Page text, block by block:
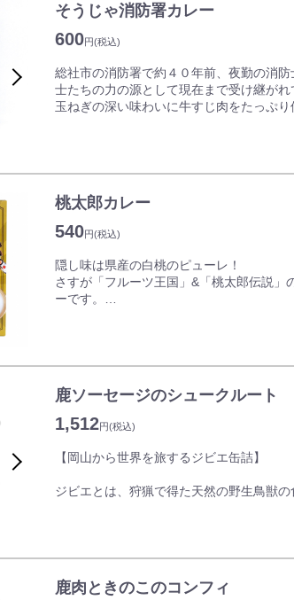
山市内のMARS LABでレトルトパウチ加
パッケージのイラストは岡山在住のイラ
スト。岡山とネパール(インド)のコラボを
そうじゃ消防署カレー
600円(税込)
総社市の消防署で約４０年前、夜勤の消
士たちの力の源として現在まで受け継が
玉ねぎの深い味わいに牛すじ肉をたっぷ
桃太郎カレー
540円(税込)
隠し味は県産の白桃のピューレ！
さすが「フルーツ王国」&「桃太郎伝説
ーです。
鹿ソーセージのシュークルート
1,512円(税込)
【岡山から世界を旅するジビエ缶詰】
ジビエとは、狩猟で得た天然の野生鳥獣
フランスアルザス地方の名物料理『シュ
鹿肉ときのこのコンフィ